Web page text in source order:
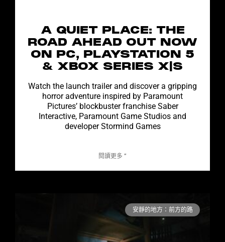
A QUIET PLACE: THE
ROAD AHEAD OUT NOW
ON PC, PLAYSTATION 5
& XBOX SERIES X|S
Watch the launch trailer and discover a gripping
horror adventure inspired by Paramount
Pictures’ blockbuster franchise Saber
Interactive, Paramount Game Studios and
developer Stormind Games
閱讀更多 ”
安靜的地方：前方的路